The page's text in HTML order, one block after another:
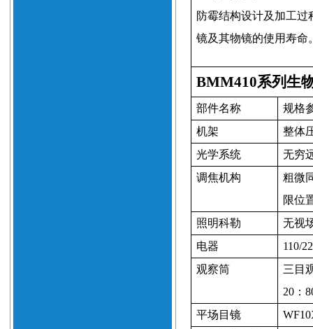
防霉结构设计及加工
镜及其物镜的使用寿命
BMM410系列生
部件名称
规格
机架
整体
光学系统
无穷
调焦机构
粗微
限位
照明科勒
无视
电器
110/
观察筒
三目
20 ：
平场目镜